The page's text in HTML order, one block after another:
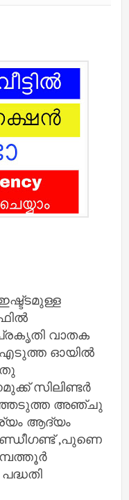
വാതക
എടുത്ത ഓയിൽ
സിലിണ്ടർ
അഞ്ചു
ആദ്യം
,പുണെ